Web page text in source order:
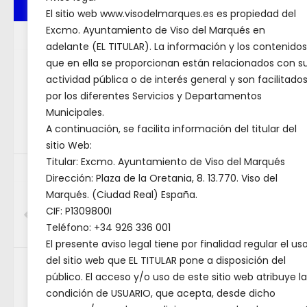
El sitio web www.visodelmarques.es es propiedad del
Excmo. Ayuntamiento de Viso del Marqués en
adelante (EL TITULAR). La información y los contenidos
que en ella se proporcionan están relacionados con
actividad pública o de interés general y son facilitados
por los diferentes Servicios y Departamentos
Municipales.
A continuación, se facilita información del titular del
sitio Web:
Titular: Excmo. Ayuntamiento de Viso del Marqués
Dirección: Plaza de la Oretania, 8. 13.770. Viso del
Marqués. (Ciudad Real) España.
CIF: P1309800I
Teléfono: +34 926 336 001
El presente aviso legal tiene por finalidad regular el uso
del sitio web que EL TITULAR pone a disposición del
público. El acceso y/o uso de este sitio web atribuye la
condición de USUARIO, que acepta, desde dicho
site-
POR
SIGUIENTE HISTORIA
𝗘𝗹 𝗜𝗘𝗦 𝗟𝗼𝘀 𝗕𝗮𝘁𝗮𝗻𝗲𝘀 𝗱𝗶𝘀𝗲𝗻̃𝗮
𝗹𝗮 𝘄𝗲𝗯 𝗱𝗲𝗹 𝗣𝗮𝗹𝗮𝗰𝗶𝗼 𝗱𝗲 𝗩𝗶𝘀𝗼
𝗱𝗲𝗹 𝗠𝗮𝗿𝗾𝘂𝗲́𝘀 𝗲𝗻𝗺𝗮𝗿𝗰𝗮𝗱𝗮 𝗲𝗻
𝗹𝗼𝘀 𝟰𝟲𝟴 𝗽𝗿𝗼𝘆𝗲𝗰𝘁𝗼𝘀 𝗱𝗲
𝗶𝗻𝗻𝗼𝘃𝗮𝗰𝗶𝗼́𝗻 𝗲𝗱𝘂𝗰𝗮𝘁𝗶𝘃𝗮
HISTORIA PREVIA
Castilla-La Mancha convoca
becas de formación en
Asuntos Europeos
Buscar
Buscar